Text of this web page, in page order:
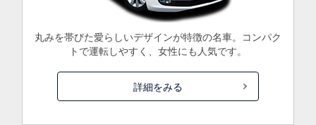
丸みを帯びた愛らしいデザインが特徴の名車。コンパク
トで運転しやすく、女性にも人気です。
詳細をみる